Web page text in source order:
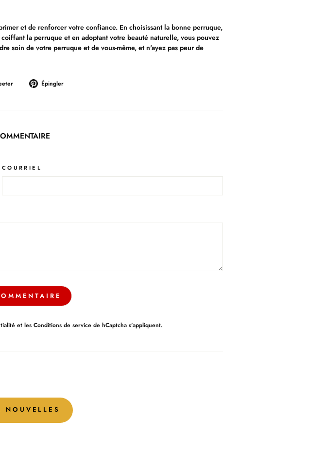
et de renforcer votre confiance. En choisissant la bonne perruque,
la perruque et en adoptant votre beauté naturelle, vous pouvez
soin de votre perruque et de vous-même, et n'ayez pas peur de
TweeterÉpingler
COURRIEL
et les Conditions de servicede hCaptcha s’appliquent.
NOUVELLES